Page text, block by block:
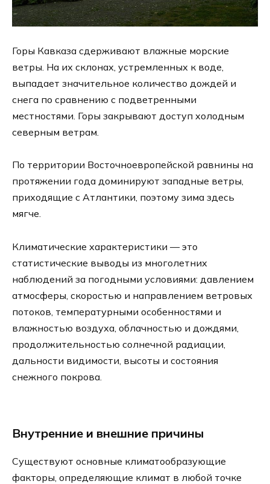
Горы Кавказа сдерживают влажные морские
ветры. На их склонах, устремленных к воде,
выпадает значительное количество дождей и
снега по сравнению с подветренными
местностями. Горы закрывают доступ холодным
северным ветрам.
По территории Восточноевропейской равнины на
протяжении года доминируют западные ветры,
приходящие с Атлантики, поэтому зима здесь
мягче.
Климатические характеристики — это
статистические выводы из многолетних
наблюдений за погодными условиями: давлением
атмосферы, скоростью и направлением ветровых
потоков, температурными особенностями и
влажностью воздуха, облачностью и дождями,
продолжительностью солнечной радиации,
дальности видимости, высоты и состояния
снежного покрова.
Внутренние и внешние причины
Существуют основные климатообразующие
факторы, определяющие климат в любой точке